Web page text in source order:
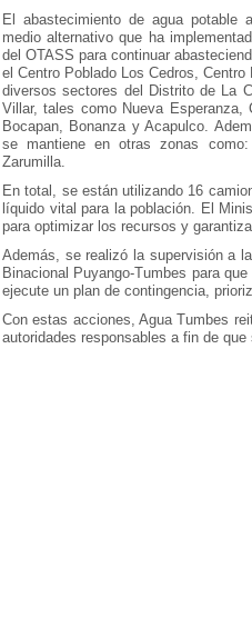
El abastecimiento de agua
medio alternativo que ha
del OTASS para continuar
el Centro Poblado Los Cedros,
diversos sectores del Distrito de La
Villar, tales como Nueva Esperanza,
Bocapan, Bonanza y Acapulco.
se mantiene en otras zonas
Zarumilla.
En total, se están utilizando 16
líquido vital para la población. El
para optimizar los recursos y
Además, se realizó la supervisión a
Binacional Puyango-Tumbes para
ejecute un plan de contingencia,
Con estas acciones, Agua Tumbes
autoridades responsables a fin de